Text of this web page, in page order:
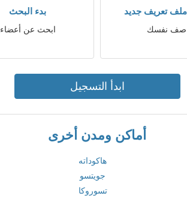
ملف تعريف جديد
صف نفسك
بدء البحث
ابحث عن أعضاء
ابدأ التسجيل
أماكن ومدن أخرى
هاكوداته
جويتسو
تسوروكا